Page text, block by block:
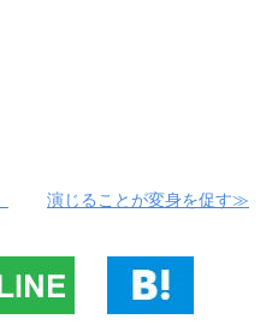
演じることが変身を促す≫